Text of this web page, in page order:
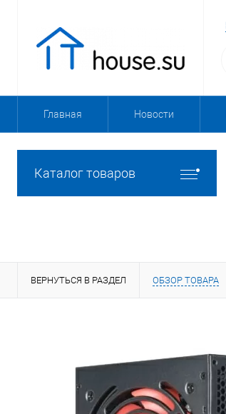
Главная Новости
Каталог товаров
ВЕРНУТЬСЯ В РАЗДЕЛ ОБЗОР ТОВАРА